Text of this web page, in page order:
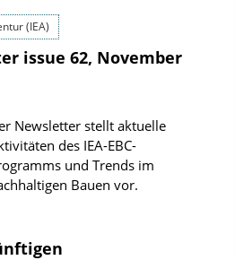
(IEA)
issue 62, November
Newsletter stellt aktuelle
des IEA-EBC-
und Trends im
Bauen vor.